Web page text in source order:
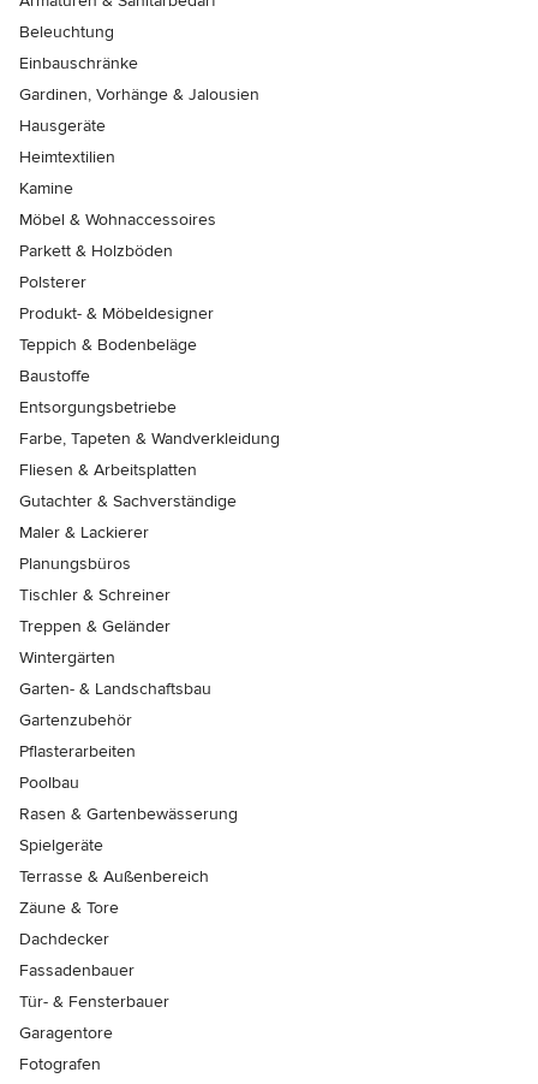
Beleuchtung
Einbauschränke
Gardinen, Vorhänge & Jalousien
Hausgeräte
Heimtextilien
Kamine
Möbel & Wohnaccessoires
Parkett & Holzböden
Polsterer
Produkt- & Möbeldesigner
Teppich & Bodenbeläge
Baustoffe
Entsorgungsbetriebe
Farbe, Tapeten & Wandverkleidung
Fliesen & Arbeitsplatten
Gutachter & Sachverständige
Maler & Lackierer
Planungsbüros
Tischler & Schreiner
Treppen & Geländer
Wintergärten
Garten- & Landschaftsbau
Gartenzubehör
Pflasterarbeiten
Poolbau
Rasen & Gartenbewässerung
Spielgeräte
Terrasse & Außenbereich
Zäune & Tore
Dachdecker
Fassadenbauer
Tür- & Fensterbauer
Garagentore
Fotografen